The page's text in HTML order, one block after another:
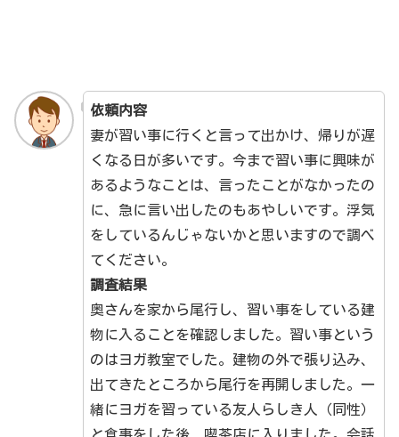
依頼内容
妻が習い事に行くと言って出かけ、帰りが遅
くなる日が多いです。今まで習い事に興味が
あるようなことは、言ったことがなかったの
に、急に言い出したのもあやしいです。浮気
をしているんじゃないかと思いますので調べ
てください。
調査結果
奥さんを家から尾行し、習い事をしている建
物に入ることを確認しました。習い事という
のはヨガ教室でした。建物の外で張り込み、
出てきたところから尾行を再開しました。一
緒にヨガを習っている友人らしき人（同性）
と食事をした後、喫茶店に入りました。会話